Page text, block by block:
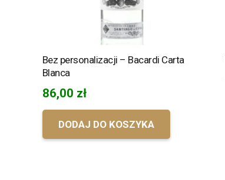
Bez personalizacji – Bacardi Carta
Blanca
86,00 zł
DODAJ DO KOSZYKA